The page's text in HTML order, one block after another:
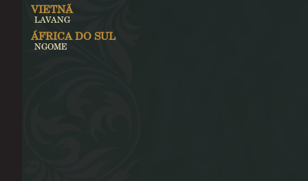
VIETNÃ
LAVANG
ÁFRICA DO SUL
NGOME